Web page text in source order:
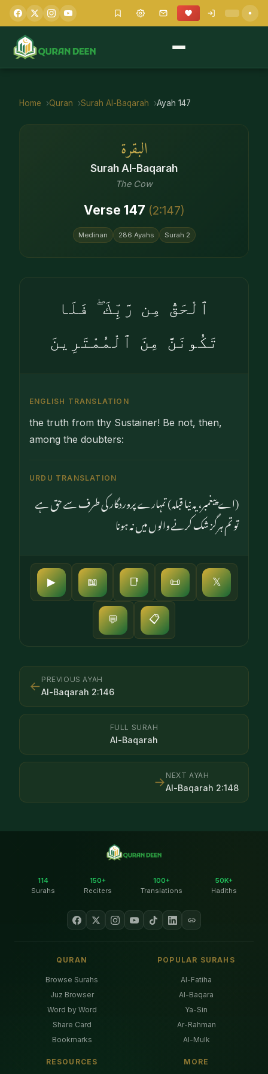
Home Quran Surah Al-Baqarah Ayah 147
البقرة
Surah Al-Baqarah
The Cow
Verse 147 (2:147)
Medinan 286 Ayahs Surah 2
ٱلْحَقُّ مِن رَّبِّكَ ۖ فَلَا
تَكُونَنَّ مِنَ ٱلْمُمْتَرِينَ
ENGLISH TRANSLATION
the truth from thy Sustainer! Be not, then,
among the doubters:
URDU TRANSLATION
(اے پیغمبر، یہ نیا قبلہ) تمہارے پروردگار کی طرف سے حق ہے
تو تم ہرگز شک کرنے والوں میں نہ ہونا
▶ 📖 📑 📜 𝕏
💬 📋
← PREVIOUS AYAH
Al-Baqarah 2:146
FULL SURAH
Al-Baqarah
NEXT AYAH
Al-Baqarah 2:148
→
114
Surahs
150+
Reciters
100+
Translations
50K+
Hadiths
QURAN
Browse Surahs
Juz Browser
Word by Word
Share Card
Bookmarks
POPULAR SURAHS
Al-Fatiha
Al-Baqara
Ya-Sin
Ar-Rahman
Al-Mulk
RESOURCES MORE